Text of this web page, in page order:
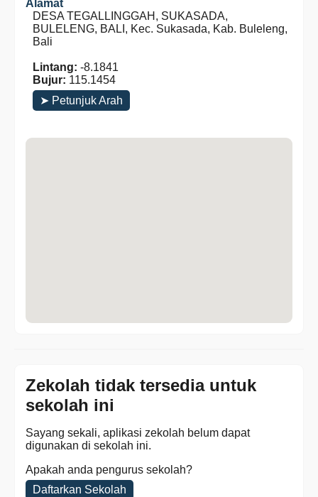
Alamat
DESA TEGALLINGGAH, SUKASADA,
BULELENG, BALI, Kec. Sukasada, Kab. Buleleng,
Bali
Lintang: -8.1841
Bujur: 115.1454
➤ Petunjuk Arah
Zekolah tidak tersedia untuk
sekolah ini
Sayang sekali, aplikasi zekolah belum dapat
digunakan di sekolah ini.
Apakah anda pengurus sekolah?
Daftarkan Sekolah